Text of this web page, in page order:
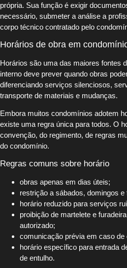
própria. Sua função é exigir
necessário, submeter a análise a
corpo técnico contratado pelo
Horários de obra em
Horários são uma das maiores fontes
interno deve prever quando obras
diferenciando serviços silenciosos,
transporte de materiais e mudanças.
Embora muitos condomínios adotem
existe uma regra única para todos. O
convenção, do regimento, de regras
do condomínio.
Regras comuns sobre horário
obras apenas em dias úteis;
restrição a sábados, domingos e
horário reduzido para serviços
proibição de martelete e
autorizado;
comunicação prévia em caso de
horário específico para entrada
de entulho.